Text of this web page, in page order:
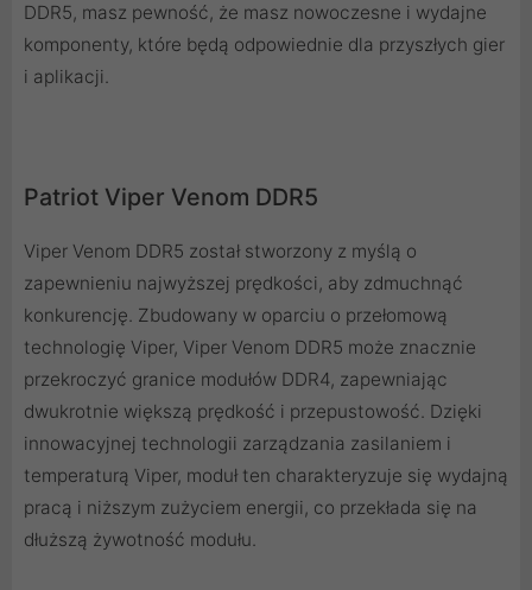
DDR5, masz pewność, że masz nowoczesne i wydajne
komponenty, które będą odpowiednie dla przyszłych gier
i aplikacji.
Patriot Viper Venom DDR5
Viper Venom DDR5 został stworzony z myślą o
zapewnieniu najwyższej prędkości, aby zdmuchnąć
konkurencję. Zbudowany w oparciu o przełomową
technologię Viper, Viper Venom DDR5 może znacznie
przekroczyć granice modułów DDR4, zapewniając
dwukrotnie większą prędkość i przepustowość. Dzięki
innowacyjnej technologii zarządzania zasilaniem i
temperaturą Viper, moduł ten charakteryzuje się wydajną
pracą i niższym zużyciem energii, co przekłada się na
dłuższą żywotność modułu.